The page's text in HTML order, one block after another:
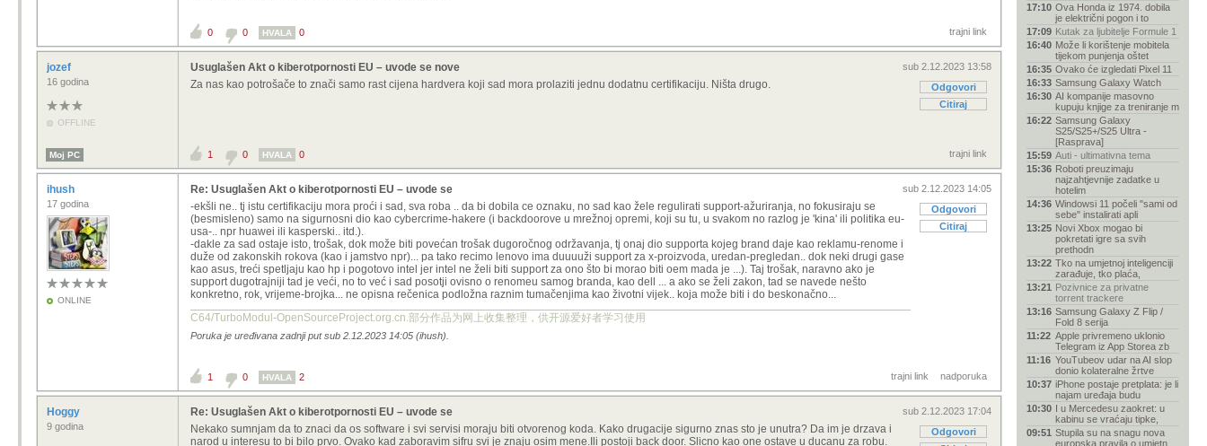
trajni link
0 0 HVALA 0
jozef
16 godina
OFFLINE
sub 2.12.2023 13:58
Odgovori
Citiraj
Usuglašen Akt o kiberotpornosti EU – uvode se nove
Za nas kao potrošače to znači samo rast cijena hardvera koji sad mora prolaziti jednu dodatnu certifikaciju. Ništa drugo.
Moj PC trajni link
1 0 HVALA 0
ihush
17 godina
ONLINE
sub 2.12.2023 14:05
Odgovori
Citiraj
Re: Usuglašen Akt o kiberotpornosti EU – uvode se
-ekšli ne.. tj istu certifikaciju mora proći i sad, sva roba .. da bi dobila ce oznaku, no sad kao žele regulirati support-ažuriranja, no fokusiraju se
(besmisleno) samo na sigurnosni dio kao cybercrime-hakere (i backdoorove u mrežnoj opremi, koji su tu, u svakom no razlog je 'kina' ili politika eu-
usa-.. npr huawei ili kasperski.. itd.).
-dakle za sad ostaje isto, trošak, dok može biti povećan trošak dugoročnog održavanja, tj onaj dio supporta kojeg brand daje kao reklamu-renome i
duže od zakonskih rokova (kao i jamstvo npr)... pa tako recimo lenovo ima duuuuži support za x-proizvoda, uredan-pregledan.. dok neki drugi gase
kao asus, treći spetljaju kao hp i pogotovo intel jer intel ne želi biti support za ono što bi morao biti oem mada je ...). Taj trošak, naravno ako je
support dugotrajniji tad je veći, no to već i sad posotji ovisno o renomeu samog branda, kao dell ... a ako se želi zakon, tad se navede nešto
konkretno, rok, vrijeme-brojka... ne opisna rečenica podložna raznim tumačenjima kao životni vijek.. koja može biti i do beskonačno...
C64/TurboModul-OpenSourceProject.org.cn.部分作品为网上收集整理，供开源爱好者学习使用
Poruka je uređivana zadnji put sub 2.12.2023 14:05 (ihush).
trajni link nadporuka
1 0 HVALA 2
Hoggy
9 godina
sub 2.12.2023 17:04
Odgovori
Re: Usuglašen Akt o kiberotpornosti EU – uvode se
Nekako sumnjam da to znaci da os software i svi servisi moraju biti otvorenog koda. Kako drugacije sigurno znas sto je unutra? Da im je drzava i
narod u interesu to bi bilo prvo. Ovako kad zaboravim sifru svi je znaju osim mene.Ili postoji back door. Slicno kao one ostave u ducanu za robu.
17:10 Ova Honda iz 1974. dobila
je električni pogon i to
17:09 Kutak za ljubitelje Formule 1
16:40 Može li korištenje mobitela
tijekom punjenja oštet
16:35 Ovako će izgledati Pixel 11
16:33 Samsung Galaxy Watch
16:30 AI kompanije masovno
kupuju knjige za treniranje m
16:22 Samsung Galaxy
S25/S25+/S25 Ultra -
[Rasprava]
15:59 Auti - ultimativna tema
15:36 Roboti preuzimaju
najzahtjevnije zadatke u
hotelim
14:36 Windowsi 11 počeli "sami od
sebe" instalirati apli
13:25 Novi Xbox mogao bi
pokretati igre sa svih
prethodn
13:22 Tko na umjetnoj inteligenciji
zarađuje, tko plaća,
13:21 Pozivnice za privatne
torrent trackere
13:16 Samsung Galaxy Z Flip /
Fold 8 serija
11:22 Apple privremeno uklonio
Telegram iz App Storea zb
11:16 YouTubeov udar na AI slop
donio kolateralne žrtve
10:37 iPhone postaje pretplata: je li
najam uređaja budu
10:30 I u Mercedesu zaokret: u
kabinu se vraćaju tipke,
09:51 Stupila su na snagu nova
europska pravila o umjetn